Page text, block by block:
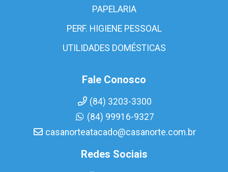
PAPELARIA
PERF. HIGIENE PESSOAL
UTILIDADES DOMÉSTICAS
Fale Conosco
(84) 3203-3300
(84) 99916-9327
casanorteatacado@casanorte.com.br
Redes Sociais